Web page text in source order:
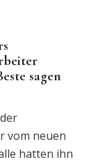
sagen
vom neuen
hatten ihn